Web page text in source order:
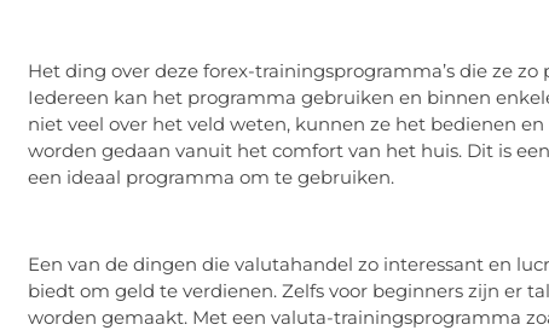
Het ding over deze forex-trainingsprogramma’s die ze
Iedereen kan het programma gebruiken en binnen
niet veel over het veld weten, kunnen ze het bedienen
worden gedaan vanuit het comfort van het huis. Dit is
een ideaal programma om te gebruiken.
Een van de dingen die valutahandel zo interessant en
biedt om geld te verdienen. Zelfs voor beginners zijn er
worden gemaakt. Met een valuta-trainingsprogramma